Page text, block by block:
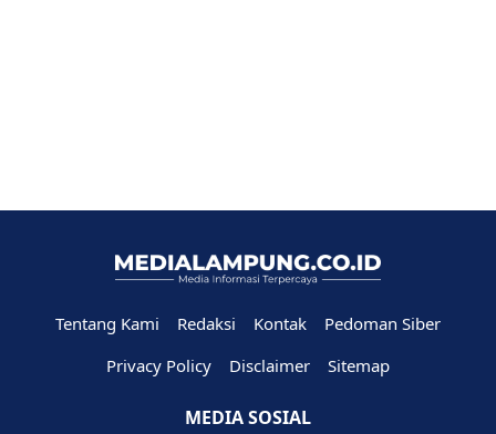
Tentang Kami Redaksi Kontak
Pedoman Siber
Privacy Policy
Disclaimer Sitemap
MEDIA SOSIAL